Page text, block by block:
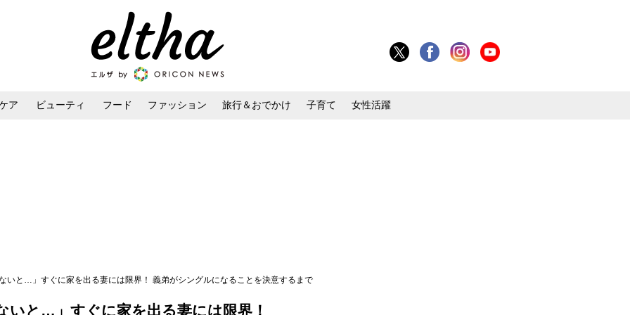
ア ビューティ フード ファッション 旅行＆おでかけ 子育て 女性活躍
いと…」すぐに家を出る妻には限界！ 義弟がシングルになることを決意するまで
いと…」すぐに家を出る妻には限界！